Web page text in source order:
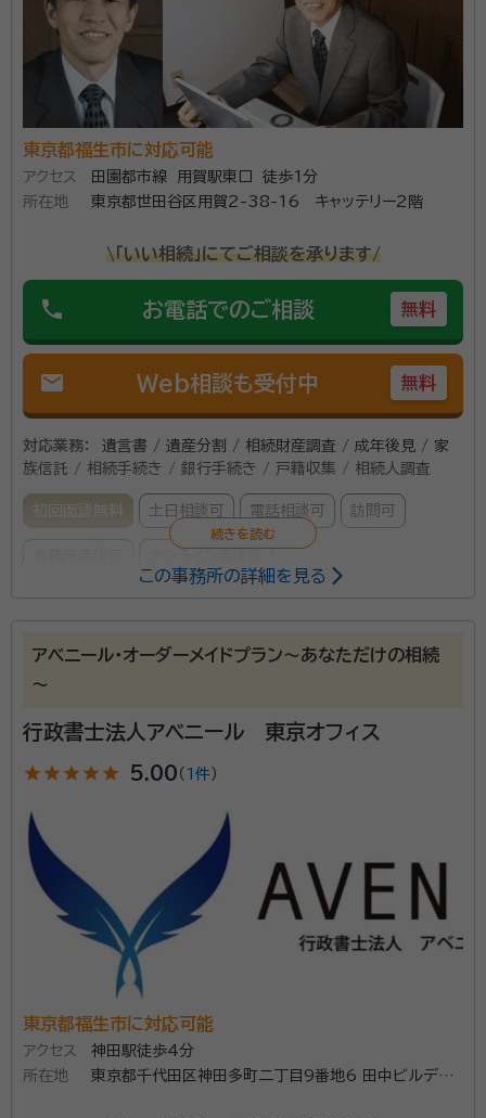
東京都福生市に対応可能
アクセス
田園都市線 用賀駅東口 徒歩1分
所在地
東京都世田谷区用賀2-38-16 キャッテリー2階
\「いい相続」にてご相談を承ります/
phone お電話でのご相談 無料
mail Web相談も受付中 無料
対応業務：
遺言書 / 遺産分割 / 相続財産調査 / 成年後見 / 家
族信託 / 相続手続き / 銀行手続き / 戸籍収集 / 相続人調査
初回面談無料 土日相談可 電話相談可 訪問可
小溝 琢（こみぞ たく）
行政書士
当オフィスは相続・終活に特化した東京都世田谷区用賀
ります。特に生前対策、具体的には、将来の認知症の発
症がご不安な方、争族を回避されたい方、ご両親が心配
な子供世代の方向けの遺言書作成サポート、家族信託の
設計、任意後見契約、また、おひとりさまや頼る人がい
ない方の身元証明やご逝去後の葬儀や納骨、遺品整理
（死後事務委任契約）などのお悩み解決を得意としてい
資格等：
行政書士・家族信託コンサルタント・身元証明相談士・2級
FP技能士・宅建士
所属団体：
東京都行政書士会・身元保証相談士協会・一般社団法人
いきいきライフ協会たまがわ
この事務所の詳細を見る
アベニール・オーダーメイドプラン～あなただけの相続
～
行政書士法人アベニール 東京オフィス
star star star star star 5.00 （ 1件）
東京都福生市に対応可能
アクセス
神田駅徒歩4分
所在地
東京都千代田区神田多町二丁目9番地6 田中ビルディ